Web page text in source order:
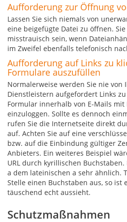
Aufforderung zur Öffnung
Lassen Sie sich niemals von
eine beigefügte Datei zu öffnen.
misstrauisch sein, wenn
im Zweifel ebenfalls telefonisch
Aufforderung auf Links zu
Formulare auszufüllen
Normalerweise werden Sie nie von
Dienstleistern aufgefordert Links
Formular innerhalb von E-Mails
einzuloggen. Sollte es dennoch
rufen Sie die Internetseite direkt
auf. Achten Sie auf eine
bzw. auf die Einbindung gültiger
Anbieters. Ein weiteres Beispiel
URL durch kyrillischen
a dem lateinischen a sehr ähnlich.
Stelle einen Buchstaben aus, so ist
täuschend echt aussieht.
Schutzmaßnahmen